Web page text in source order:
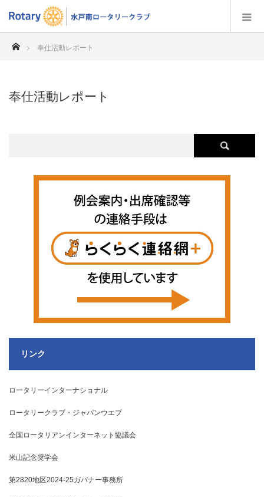
ホーム
奉仕活動レポート
奉仕活動レポート
リンク
ロータリーインターナショナル
ロータリークラブ・ジャパンウエブ
全国ロータリアンインターネット協議会
米山記念奨学会
第2820地区2024-25ガバナー事務所